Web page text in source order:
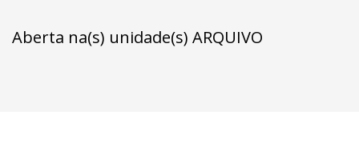
Aberta na(s) unidade(s) ARQUIVO